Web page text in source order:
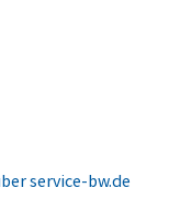
service-bw.de